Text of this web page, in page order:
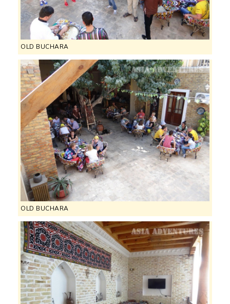
OLD BUCHARA
OLD BUCHARA